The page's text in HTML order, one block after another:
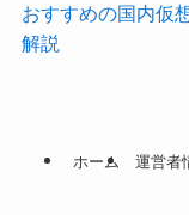
おすすめの国内仮
解説
ホーム 運営者